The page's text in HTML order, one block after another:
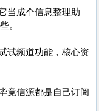
当成个信息整理助
。
试频道功能，核心资
竟信源都是自己订阅